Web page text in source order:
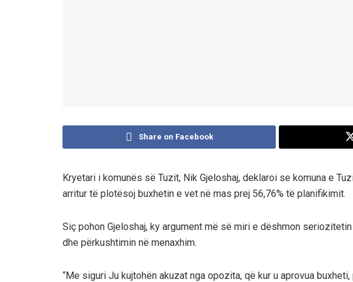
Share on Facebook
Kryetari i komunës së Tuzit, Nik Gjeloshaj, deklaroi se komuna e
arritur të plotësoj buxhetin e vet në mas prej 56,76% të planifikimit.
Siç pohon Gjeloshaj, ky argument më së miri e dëshmon
dhe përkushtimin në menaxhim.
“Me siguri Ju kujtohën akuzat nga opozita, që kur u aprovua